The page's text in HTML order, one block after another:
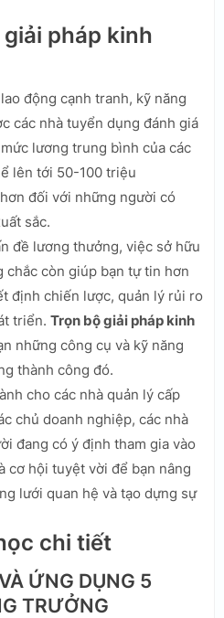
pháp kinh
động cạnh tranh, kỹ năng
các nhà tuyển dụng đánh giá
lương trung bình của các
lên tới 50-100 triệu
đối với những người có
sắc.
đề lương thưởng, việc sở hữu
chắc còn giúp bạn tự tin hơn
định chiến lược, quản lý rủi ro
triển. Trọn bộ giải pháp kinh
những công cụ và kỹ năng
thành công đó.
cho các nhà quản lý cấp
chủ doanh nghiệp, các nhà
đang có ý định tham gia vào
cơ hội tuyệt vời để bạn nâng
lưới quan hệ và tạo dựng sự
chi tiết
ỨNG DỤNG 5
TRƯỞNG